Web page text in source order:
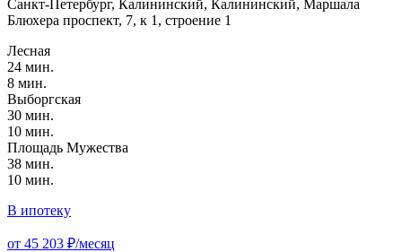
Санкт-Петербург, Калининский, Калининский, Маршала
Блюхера проспект, 7, к 1, строение 1
Лесная
24 мин.
8 мин.
Выборгская
30 мин.
10 мин.
Площадь Мужества
38 мин.
10 мин.
В ипотеку
от 45 203 ₽/месяц